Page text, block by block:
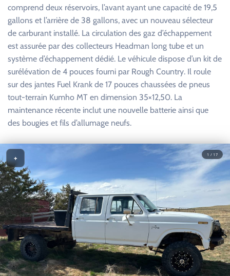
comprend deux réservoirs, l’avant ayant une capacité de 19,5
gallons et l’arrière de 38 gallons, avec un nouveau sélecteur
de carburant installé. La circulation des gaz d’échappement
est assurée par des collecteurs Headman long tube et un
système d’échappement dédié. Le véhicule dispose d’un kit de
surélévation de 4 pouces fourni par Rough Country. Il roule
sur des jantes Fuel Krank de 17 pouces chaussées de pneus
tout-terrain Kumho MT en dimension 35×12,50. La
maintenance récente inclut une nouvelle batterie ainsi que
des bougies et fils d’allumage neufs.
1 / 17
+